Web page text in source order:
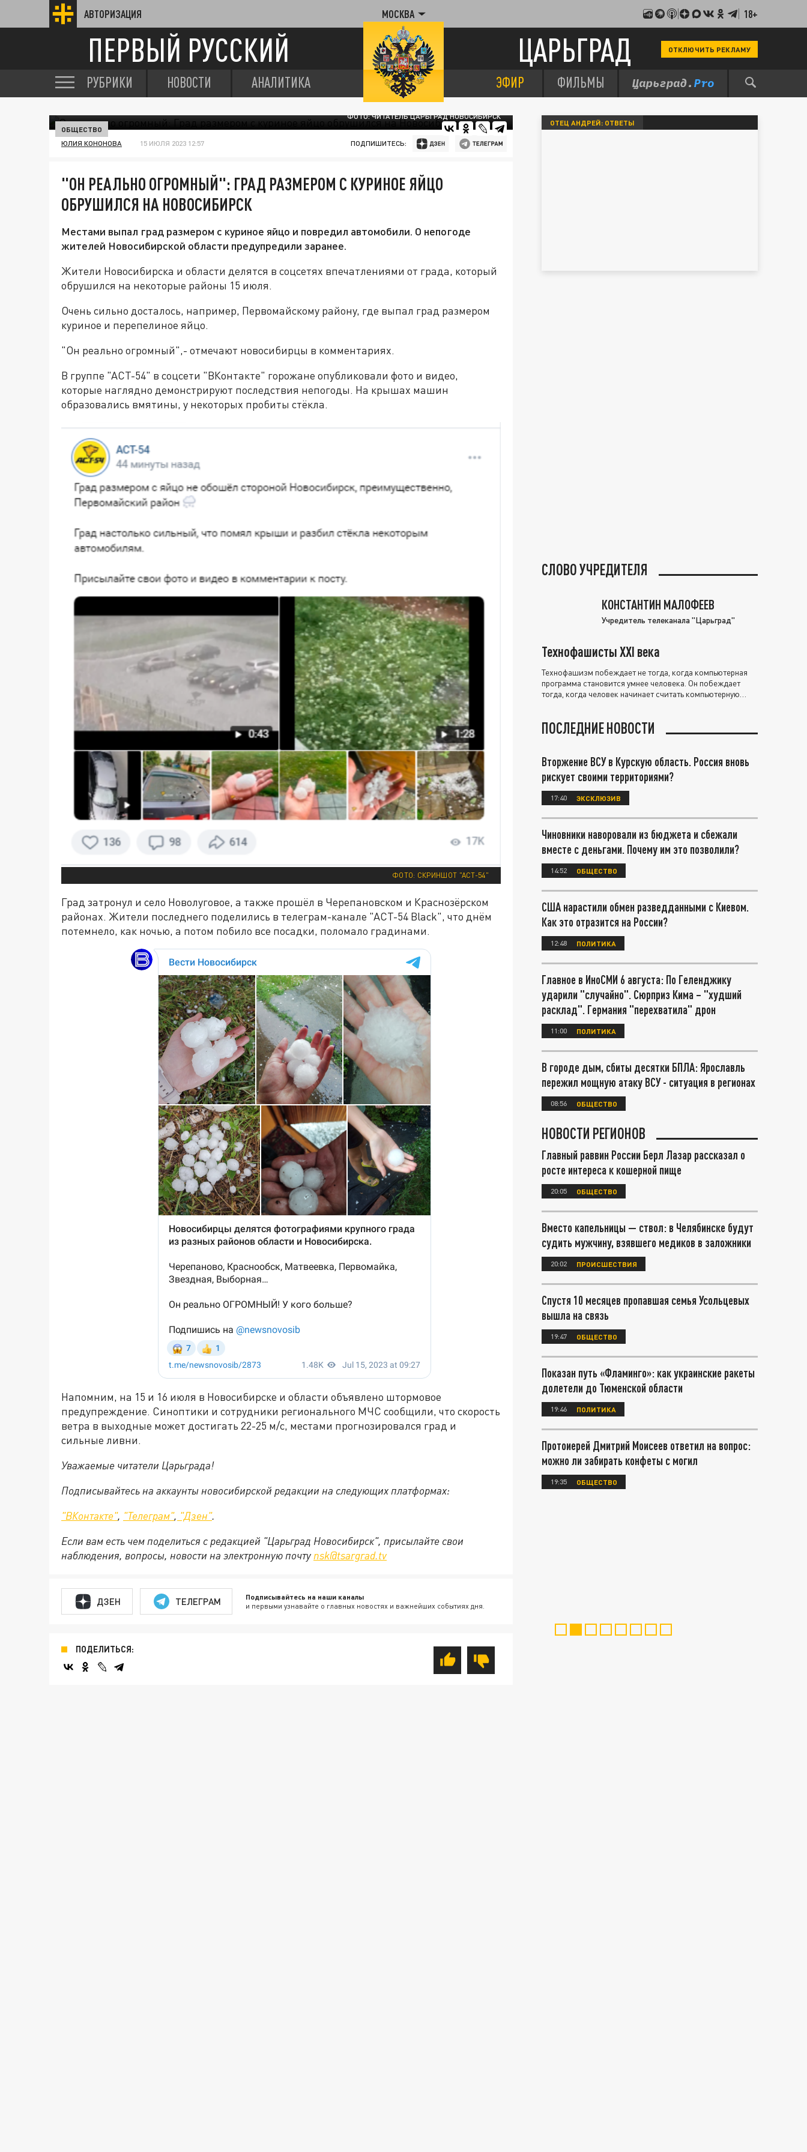
АВТОРИЗАЦИЯ МОСКВА 18+
ПЕРВЫЙ РУССКИЙ ЦАРЬГРАД ОТКЛЮЧИТЬ РЕКЛАМУ
РУБРИКИ НОВОСТИ АНАЛИТИКА ЭФИР ФИЛЬМЫ
ФОТО: ЧИТАТЕЛЬ ЦАРЬГРАД НОВОСИБИРСК
ОБЩЕСТВО
ЮЛИЯ КОНОНОВА 15 ИЮЛЯ 2023 12:57 ПОДПИШИТЕСЬ:
"ОН РЕАЛЬНО ОГРОМНЫЙ": ГРАД РАЗМЕРОМ С КУРИНОЕ ЯЙЦО
ОБРУШИЛСЯ НА НОВОСИБИРСК
Местами выпал град размером с куриное яйцо и повредил автомобили. О непогоде
жителей Новосибирской области предупредили заранее.
Жители Новосибирска и области делятся в соцсетях впечатлениями от града, который
обрушился на некоторые районы 15 июля.
Очень сильно досталось, например, Первомайскому району, где выпал град размером
куриное и перепелиное яйцо.
"Он реально огромный",- отмечают новосибирцы в комментариях.
В группе "АСТ-54" в соцсети "ВКонтакте" горожане опубликовали фото и видео,
которые наглядно демонстрируют последствия непогоды. На крышах машин
образовались вмятины, у некоторых пробиты стёкла.
ФОТО: СКРИНШОТ "АСТ-54"
Град затронул и село Новолуговое, а также прошёл в Черепановском и Краснозёрском
районах. Жители последнего поделились в телеграм-канале "АСТ-54 Black", что днём
потемнело, как ночью, а потом побило все посадки, поломало градинами.
Напомним, на 15 и 16 июля в Новосибирске и области объявлено штормовое
предупреждение. Синоптики и сотрудники регионального МЧС сообщили, что скорость
ветра в выходные может достигать 22-25 м/с, местами прогнозировался град и
сильные ливни.
Уважаемые читатели Царьграда!
Подписывайтесь на аккаунты новосибирской редакции на следующих платформах:
"ВКонтакте", "Телеграм", "Дзен".
Если вам есть чем поделиться с редакцией "Царьград Новосибирск", присылайте свои
наблюдения, вопросы, новости на электронную почту nsk@tsargrad.tv
ДЗЕН ТЕЛЕГРАМ Подписывайтесь на наши каналы
и первыми узнавайте о главных новостях и важнейших событиях дня.
ПОДЕЛИТЬСЯ:
ОТЕЦ АНДРЕЙ: ОТВЕТЫ
СЛОВО УЧРЕДИТЕЛЯ
КОНСТАНТИН МАЛОФЕЕВ
Учредитель телеканала "Царьград"
Технофашисты XXI века
Технофашизм побеждает не тогда, когда компьютерная
программа становится умнее человека. Он побеждает
тогда, когда человек начинает считать компьютерную
ПОСЛЕДНИЕ НОВОСТИ
Вторжение ВСУ в Курскую область. Россия вновь
рискует своими территориями?
17:40 ЭКСКЛЮЗИВ
Чиновники наворовали из бюджета и сбежали
вместе с деньгами. Почему им это позволили?
14:52 ОБЩЕСТВО
США нарастили обмен разведданными с Киевом.
Как это отразится на России?
12:48 ПОЛИТИКА
Главное в ИноСМИ 6 августа: По Геленджику
ударили "случайно". Сюрприз Кима – "худший
расклад". Германия "перехватила" дрон
11:00 ПОЛИТИКА
В городе дым, сбиты десятки БПЛА: Ярославль
пережил мощную атаку ВСУ - ситуация в регионах
08:56 ОБЩЕСТВО
НОВОСТИ РЕГИОНОВ
Главный раввин России Берл Лазар рассказал о
росте интереса к кошерной пище
20:05 ОБЩЕСТВО
Вместо капельницы — ствол: в Челябинске будут
судить мужчину, взявшего медиков в заложники
20:02 ПРОИСШЕСТВИЯ
Спустя 10 месяцев пропавшая семья Усольцевых
вышла на связь
19:47 ОБЩЕСТВО
Показан путь «Фламинго»: как украинские ракеты
долетели до Тюменской области
19:46 ПОЛИТИКА
Протоиерей Дмитрий Моисеев ответил на вопрос:
можно ли забирать конфеты с могил
19:35 ОБЩЕСТВО